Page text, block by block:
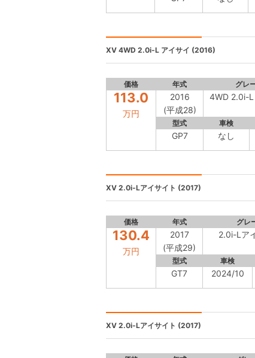
XV 4WD 2.0i-L アイサイ (2016)
価格 年式 グレ
113.0
万円
2016
(平成28)
4WD 2.0i-L
型式 車検
GP7 なし
XV 2.0i-Lアイサイト (2017)
価格 年式 グレ
130.4
万円
2017
(平成29)
2.0i-Lア
型式 車検
GT7 2024/10
XV 2.0i-Lアイサイト (2017)